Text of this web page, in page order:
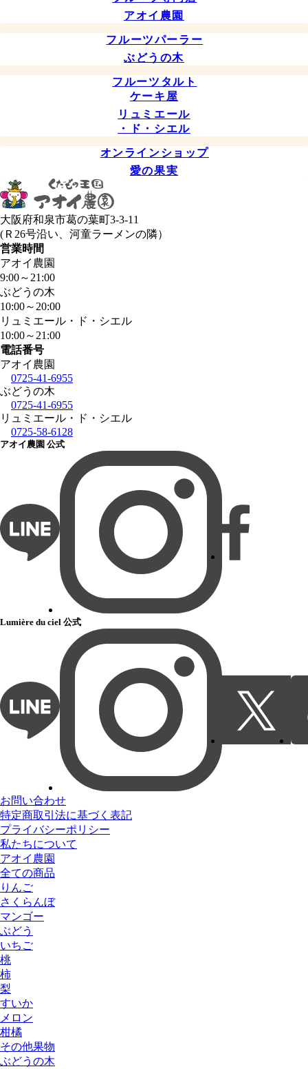
アオイ農園
フルーツパーラー
ぶどうの木
フルーツタルト
ケーキ屋
リュミエール
・ド・シエル
オンラインショップ
愛の果実
大阪府和泉市葛の葉町3-3-11
(Ｒ26号沿い、河童ラーメンの隣）
営業時間
アオイ農園
9:00～ 21:00
ぶどうの木
10:00～ 20:00
リュミエール・ド・シエル
10:00～ 21:00
電話番号
アオイ農園
0725-41-6955
ぶどうの木
0725-41-6955
リュミエール・ド・シエル
0725-58-6128
アオイ農園 公式
Lumière du ciel 公式
お問い合わせ
特定商取引法に基づく表記
プライバシーポリシー
私たちについて
アオイ農園
全ての商品
りんご
さくらんぼ
マンゴー
ぶどう
いちご
桃
柿
梨
すいか
メロン
柑橘
その他果物
ぶどうの木